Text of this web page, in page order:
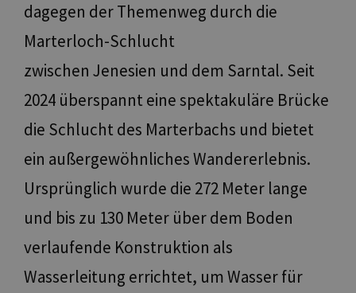
dagegen der Themenweg durch die
Marterloch-Schlucht
zwischen Jenesien und dem Sarntal. Seit
2024 überspannt eine spektakuläre Brücke
die Schlucht des Marterbachs und bietet
ein außergewöhnliches Wandererlebnis.
Ursprünglich wurde die 272 Meter lange
und bis zu 130 Meter über dem Boden
verlaufende Konstruktion als
Wasserleitung errichtet, um Wasser für